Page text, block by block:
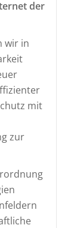
der
wir in
mit
zur